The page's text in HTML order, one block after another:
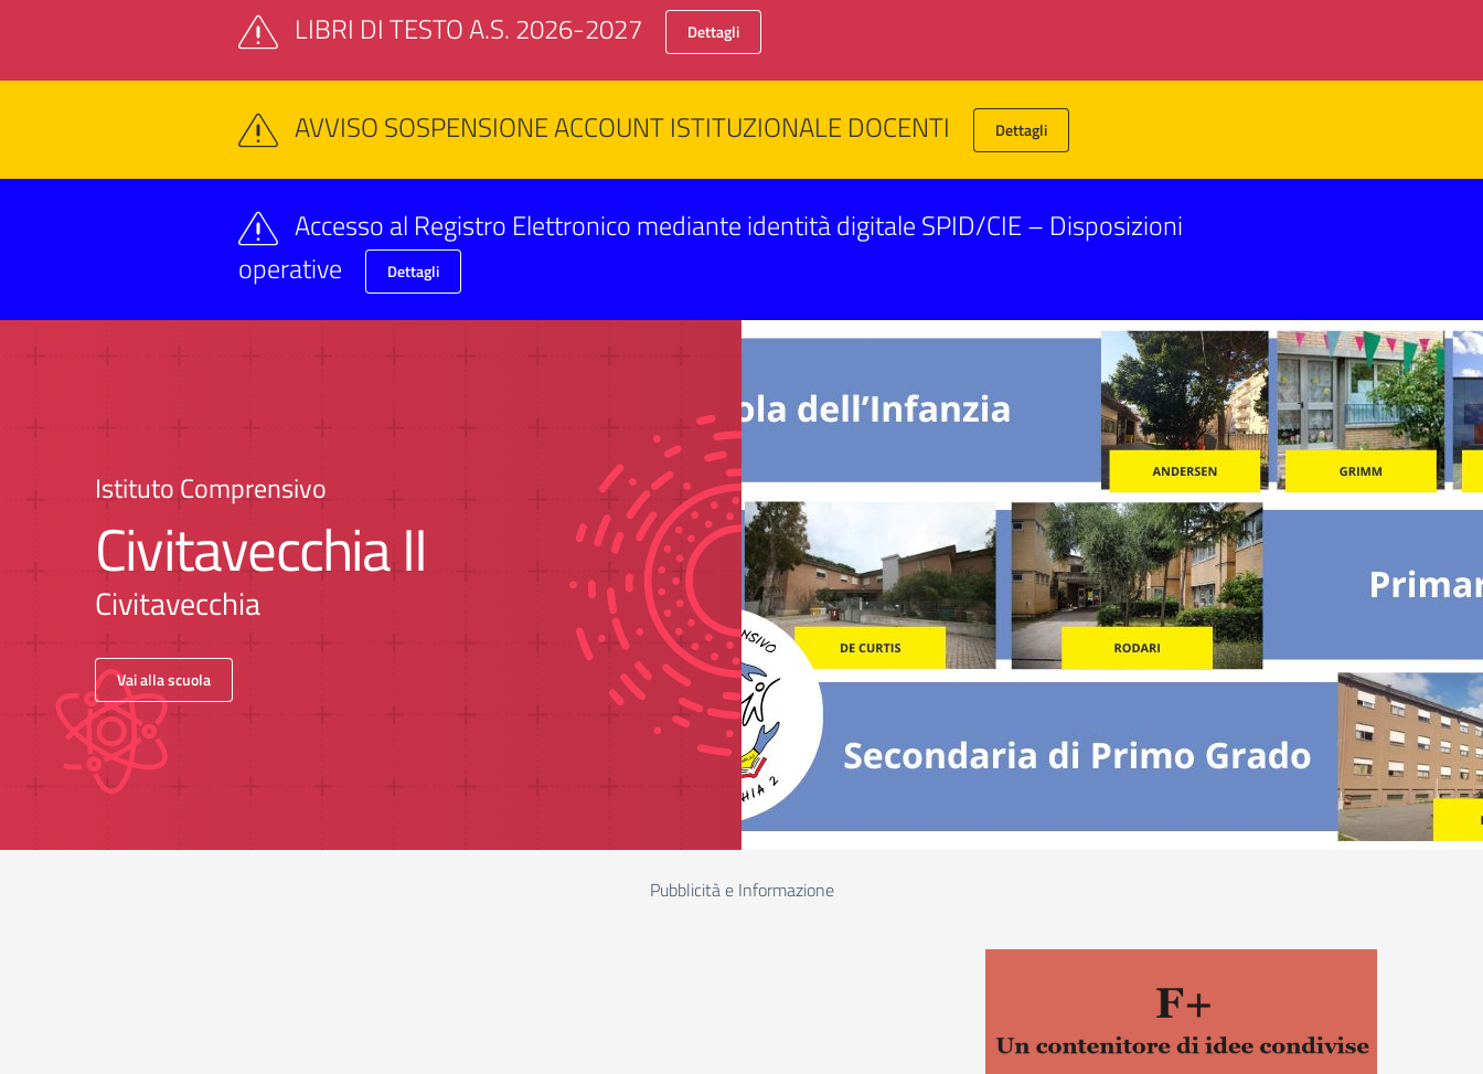
LIBRI DI TESTO A.S. 2026-2027 Dettagli
AVVISO SOSPENSIONE ACCOUNT ISTITUZIONALE DOCENTI Dettagli
Accesso al Registro Elettronico mediante identità digitale SPID/CIE – Disposizioni
operative
Dettagli
Istituto Comprensivo
Civitavecchia II
Civitavecchia
Vai alla scuola
Pubblicità e Informazione